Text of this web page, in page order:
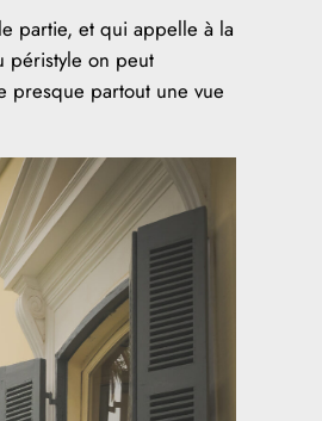
partie, et qui appelle à la
péristyle on peut
presque partout une vue